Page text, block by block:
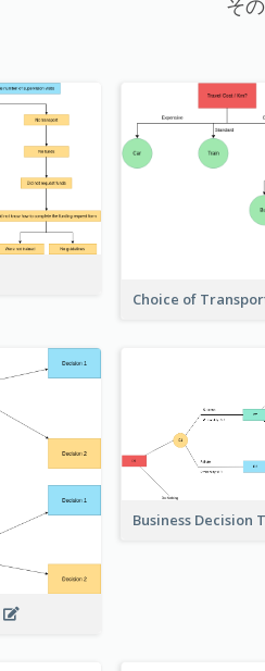
そ
Choice of
Business Decision